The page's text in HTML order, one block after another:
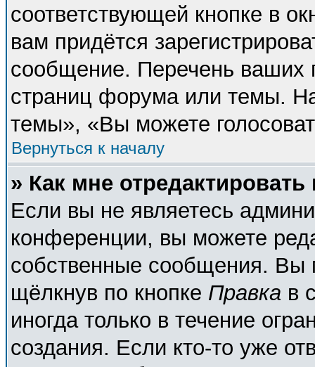
соответствующей кнопке в
вам придётся
сообщение. Перечень ваших
страниц форума или темы.
темы», «Вы можете
Вернуться к началу
» Как мне
Если вы не являетесь
конференции, вы можете
собственные сообщения. Вы
щёлкнув по кнопке Правка в
иногда только в течение
создания. Если кто-то уже